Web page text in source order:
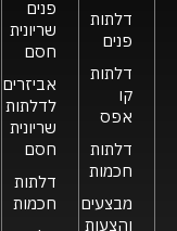
דלתות
פנים
דלתות
קו
אפס
דלתות
חכמות
מבצעים
והצעות
פנים
שריונית
חסם
אביזרים
לדלתות
שריונית
חסם
דלתות
חכמות